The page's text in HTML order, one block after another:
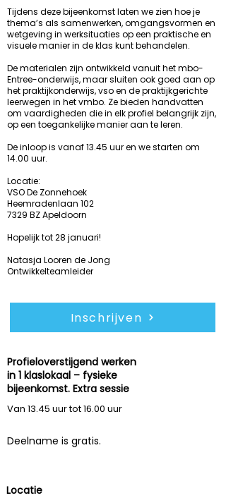
Tijdens deze bijeenkomst laten we zien hoe je
thema’s als samenwerken, omgangsvormen en
wetgeving in werksituaties op een praktische en
visuele manier in de klas kunt behandelen.
De materialen zijn ontwikkeld vanuit het mbo-
Entree-onderwijs, maar sluiten ook goed aan op
het praktijkonderwijs, vso en de praktijkgerichte
leerwegen in het vmbo. Ze bieden handvatten
om vaardigheden die in elk profiel belangrijk zijn,
op een toegankelijke manier aan te leren.
De inloop is vanaf 13.45 uur en we starten om
14.00 uur.
Locatie:
VSO De Zonnehoek
Heemradenlaan 102
7329 BZ Apeldoorn
Hopelijk tot 28 januari!
Natasja Looren de Jong
Ontwikkelteamleider
Inschrijven
Profieloverstijgend werken
in 1 klaslokaal – fysieke
bijeenkomst. Extra sessie
Van 13.45 uur tot 16.00 uur
Deelname is gratis.
Locatie